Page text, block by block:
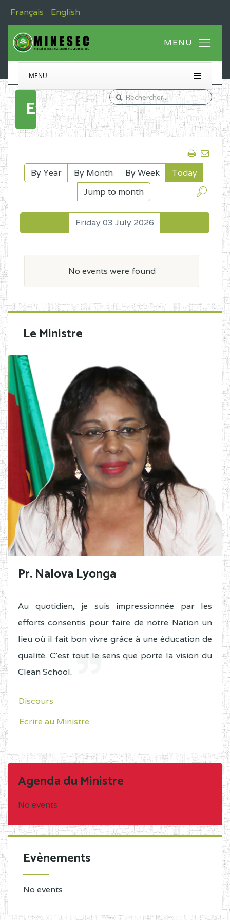
Français English
MENU
Events
By Year By Month By Week
Today
Jump to month
Friday 03 July 2026
No events were found
Le Ministre
Pr. Nalova Lyonga
Au quotidien, je suis impressionnée par les
efforts consentis pour faire de notre Nation un
lieu où il fait bon vivre grâce à une éducation de
qualité. C'est tout le sens que porte la vision du
Clean School.
Discours
Ecrire au Ministre
Agenda du Ministre
No events
Evènements
No events